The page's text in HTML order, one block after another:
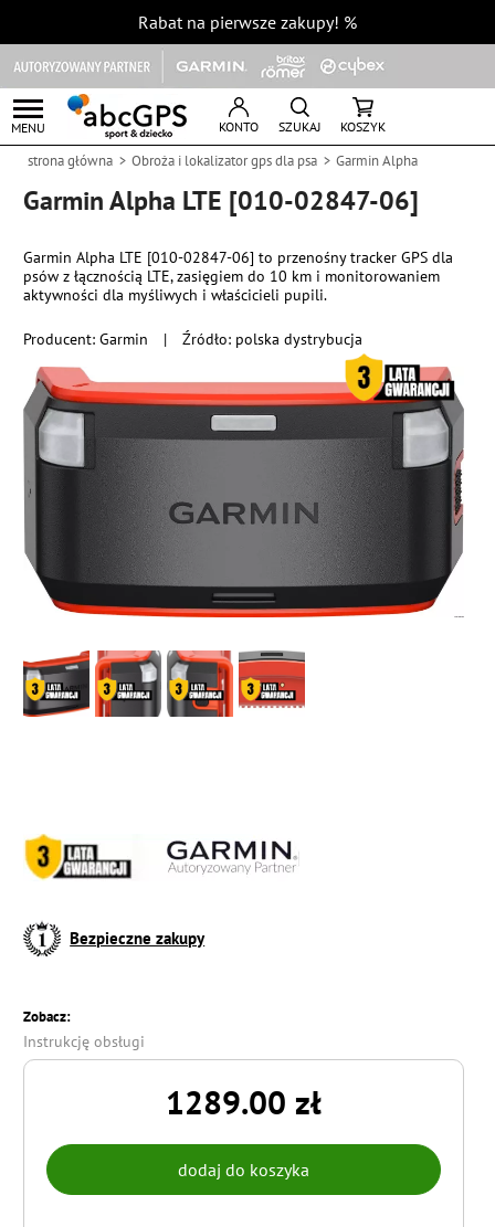
Rabat na pierwsze zakupy! %
MENU KONTO SZUKAJ KOSZYK
strona główna Obroża i lokalizator gps dla psa Garmin Alpha
Garmin Alpha LTE [010-02847-06]
Producent:Garmin | Źródło: polska dystrybucja
Garmin Alpha LTE [010-02847-06] to przenośny tracker GPS dla
psów z łącznością LTE, zasięgiem do 10 km i monitorowaniem
aktywności dla myśliwych i właścicieli pupili.
Bezpieczne zakupy
Zobacz:
Instrukcję obsługi
1289.00 zł